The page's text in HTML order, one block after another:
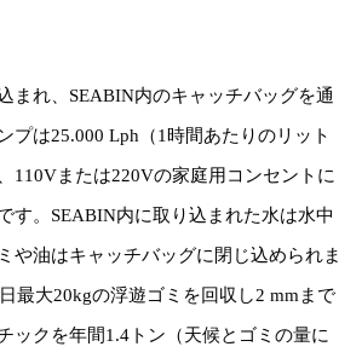
まれ、SEABIN内のキャッチバッグを通
プは25.000 Lph（1時間あたりのリット
110Vまたは220Vの家庭用コンセントに
す。SEABIN内に取り込まれた水は水中
や油はキャッチバッグに閉じ込められま
最大20kgの浮遊ゴミを回収し2 mmまで
ックを年間1.4トン（天候とゴミの量に